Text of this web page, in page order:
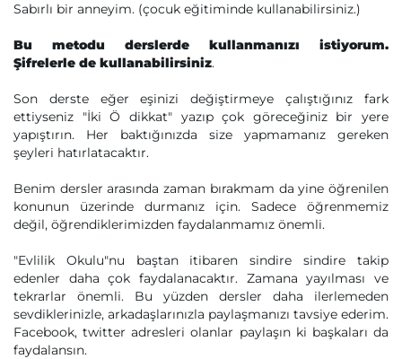
Sabırlı bir anneyim. (çocuk eğitiminde kullanabilirsiniz.)
Bu metodu derslerde kullanmanızı istiyorum.
Şifrelerle de kullanabilirsiniz.
Son derste eğer eşinizi değiştirmeye çalıştığınız fark
ettiyseniz "İki Ö dikkat" yazıp çok göreceğiniz bir yere
yapıştırın. Her baktığınızda size yapmamanız gereken
şeyleri hatırlatacaktır.
Benim dersler arasında zaman bırakmam da yine öğrenilen
konunun üzerinde durmanız için. Sadece öğrenmemiz
değil, öğrendiklerimizden faydalanmamız önemli.
"Evlilik Okulu"nu baştan itibaren sindire sindire takip
edenler daha çok faydalanacaktır. Zamana yayılması ve
tekrarlar önemli. Bu yüzden dersler daha ilerlemeden
sevdiklerinizle, arkadaşlarınızla paylaşmanızı tavsiye ederim.
Facebook, twitter adresleri olanlar paylaşın ki başkaları da
faydalansın.